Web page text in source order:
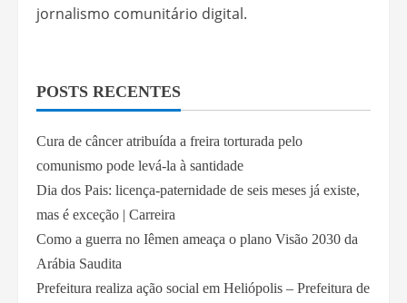
jornalismo comunitário digital.
POSTS RECENTES
Cura de câncer atribuída a freira torturada pelo
comunismo pode levá-la à santidade
Dia dos Pais: licença-paternidade de seis meses já existe,
mas é exceção | Carreira
Como a guerra no Iêmen ameaça o plano Visão 2030 da
Arábia Saudita
Prefeitura realiza ação social em Heliópolis – Prefeitura de